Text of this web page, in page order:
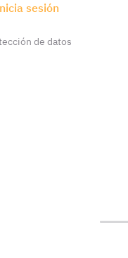
sesión
de datos